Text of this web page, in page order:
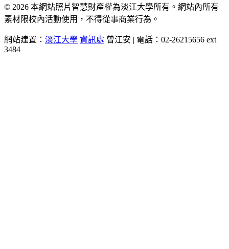
© 2026 本網站照片智慧財產權為淡江大學所有。網站內所有
素材限校內活動使用，不得從事商業行為。
網站建置： 淡江大學 資訊處 曾江安 | 電話：02-26215656 ext
3484